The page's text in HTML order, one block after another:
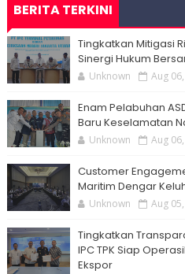
BERITA TERKINI
Tingkatkan Mitigasi
Sinergi Hukum
Unknown Aug
Enam Pelabuhan
Baru Keselamatan
Unknown Aug
Customer
Maritim Dengar
Unknown Aug
Tingkatkan
IPC TPK Siap
Ekspor